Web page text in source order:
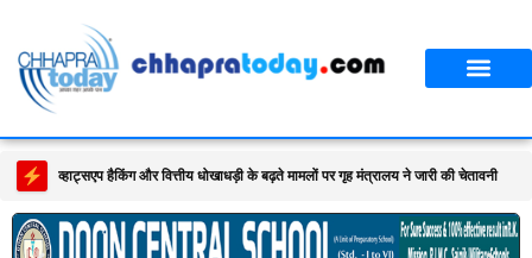
व्हाट्सएप हैकिंग और वित्तीय धोखाधड़ी के बढ़ते मामलों पर गृह मंत्रालय ने जारी की चेतावनी